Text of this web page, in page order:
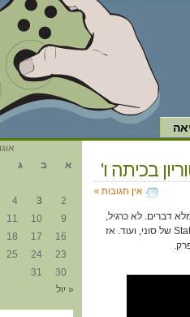
אין תגובות »
דברים. לא כרגיל,
החודש הזה גם הכיל המון חדשות, כולל דיירקט עמוס של נינטנדו, State of Play של סוני, ועוד. אז
א
ב ג
2
3
4
9
10
11
16
17
18
23
24
25
30
31
« יול